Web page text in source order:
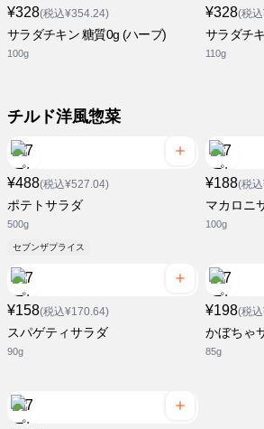
¥328(税込¥354.24)
サラダチキン 糖質0g (ハーブ)
100g
¥328(税
サラダチ
110g
チルド洋風惣菜
¥488(税込¥527.04)
ポテトサラダ
500g
セブンザプライス
¥188(税
マカロニ
100g
¥158(税込¥170.64)
スパゲティサラダ
90g
¥198(税
かぼちゃ
85g